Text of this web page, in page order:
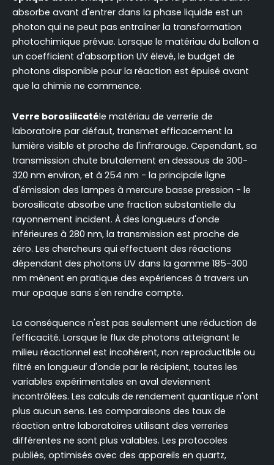
absorbe avant d'entrer dans la phase liquide est un
photon qui ne peut pas entraîner la transformation
photochimique prévue. Lorsque le matériau du ballon a
un coefficient d'absorption UV élevé, le budget de
photons disponible pour la réaction est épuisé avant
que la chimie ne commence.
Verre borosilicatéle matériau de verrerie de
laboratoire par défaut, transmet efficacement la
lumière visible et proche de l'infrarouge. Cependant, sa
transmission chute brutalement en dessous de 300-
320 nm environ, et à 254 nm - la principale ligne
d'émission des lampes à mercure basse pression - le
borosilicate absorbe une fraction substantielle du
rayonnement incident. À des longueurs d'onde
inférieures à 280 nm, la transmission est proche de
zéro. Les chercheurs qui effectuent des réactions
dépendant des photons UV dans la gamme 185-300
nm mènent en pratique des expériences à travers un
mur opaque sans s'en rendre compte.
La conséquence n'est pas seulement une réduction de
l'efficacité. Lorsque le flux de photons atteignant le
milieu réactionnel est incohérent, non reproductible ou
filtré en longueur d'onde par le récipient, toutes les
variables expérimentales en aval deviennent
incontrôlées. Les calculs de rendement quantique n'ont
plus aucun sens. Les comparaisons des taux de
réaction entre laboratoires utilisant des verreries
différentes ne sont plus valables. Les protocoles
publiés, optimisés avec des appareils en quartz,